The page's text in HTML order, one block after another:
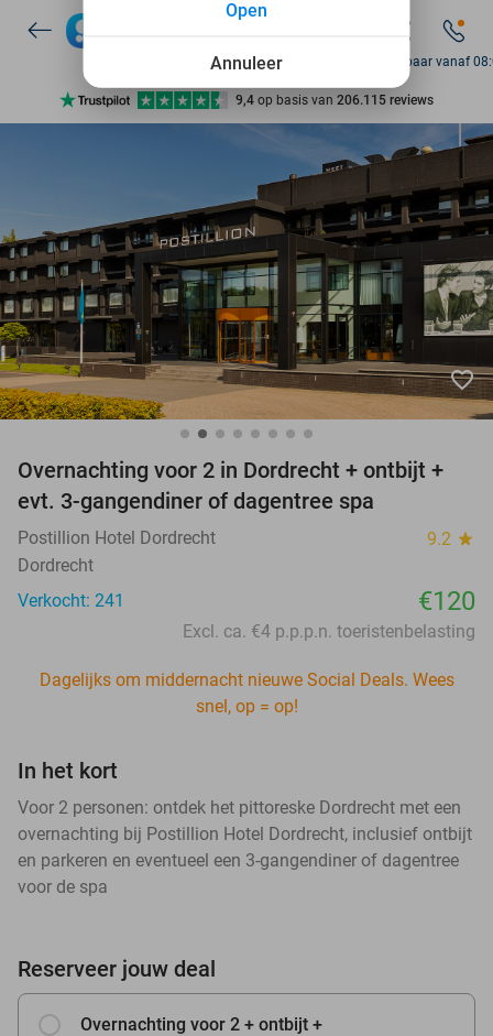
7 dagen per week beschikbaar
10+ miljoen leden
9,4 op basis van 206.115 reviews
Ontdek 15.000+ deals
7 dagen per week beschikbaar
10+ miljoen leden
Bereikbaar vanaf
favorite_border
Overnachting voor 2 in Dordrecht + ontbijt +
evt. 3-gangendiner of dagentree spa
Postillion Hotel Dordrecht 9.2 star
Dordrecht
Verkocht: 241
€120
Excl. ca. €4 p.p.p.n. toeristenbelasting
Dagelijks om middernacht nieuwe Social Deals. Wees
snel, op = op!
In het kort
Voor 2 personen: ontdek het pittoreske Dordrecht met een
overnachting bij Postillion Hotel Dordrecht, inclusief ontbijt
en parkeren en eventueel een 3-gangendiner of dagentree
voor de spa
Reserveer jouw deal
Overnachting voor 2 + ontbijt +
Annuleer
Open